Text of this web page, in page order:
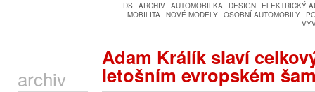
DS ARCHIV AUTOMOBILKA DESIGN
ELEKTRICKÝ
MOBILITA NOVÉ MODELY OSOBNÍ AUTOMOBILY
Adam Králík slaví
letošním evropském
archiv